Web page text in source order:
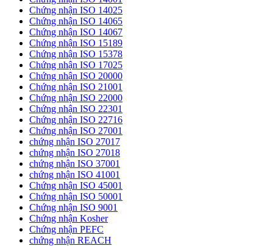
Chứng nhận ISO 14025
Chứng nhận ISO 14065
Chứng nhận ISO 14067
Chứng nhận ISO 15189
Chứng nhận ISO 15378
Chứng nhận ISO 17025
Chứng nhận ISO 20000
Chứng nhận ISO 21001
Chứng nhận ISO 22000
Chứng nhận ISO 22301
Chứng nhận ISO 22716
Chứng nhận ISO 27001
chứng nhận ISO 27017
chứng nhận ISO 27018
chứng nhận ISO 37001
chứng nhận ISO 41001
Chứng nhận ISO 45001
Chứng nhận ISO 50001
Chứng nhận ISO 9001
Chứng nhận Kosher
Chứng nhận PEFC
chứng nhận REACH